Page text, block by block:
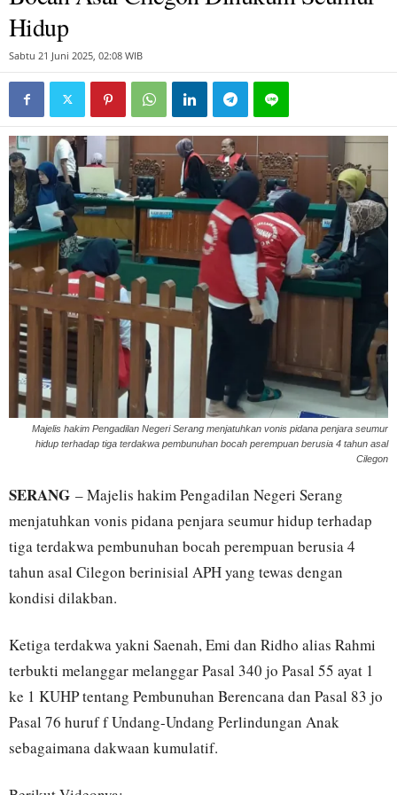
Hidup
Sabtu 21 Juni 2025, 02:08 WIB
Majelis hakim Pengadilan Negeri Serang menjatuhkan vonis pidana penjara seumur
hidup terhadap tiga terdakwa pembunuhan bocah perempuan berusia 4 tahun asal
Cilegon
SERANG – Majelis hakim Pengadilan Negeri Serang
menjatuhkan vonis pidana penjara seumur hidup terhadap
tiga terdakwa pembunuhan bocah perempuan berusia 4
tahun asal Cilegon berinisial APH yang tewas dengan
kondisi dilakban.
Ketiga terdakwa yakni Saenah, Emi dan Ridho alias Rahmi
terbukti melanggar melanggar Pasal 340 jo Pasal 55 ayat 1
ke 1 KUHP tentang Pembunuhan Berencana dan Pasal 83 jo
Pasal 76 huruf f Undang-Undang Perlindungan Anak
sebagaimana dakwaan kumulatif.